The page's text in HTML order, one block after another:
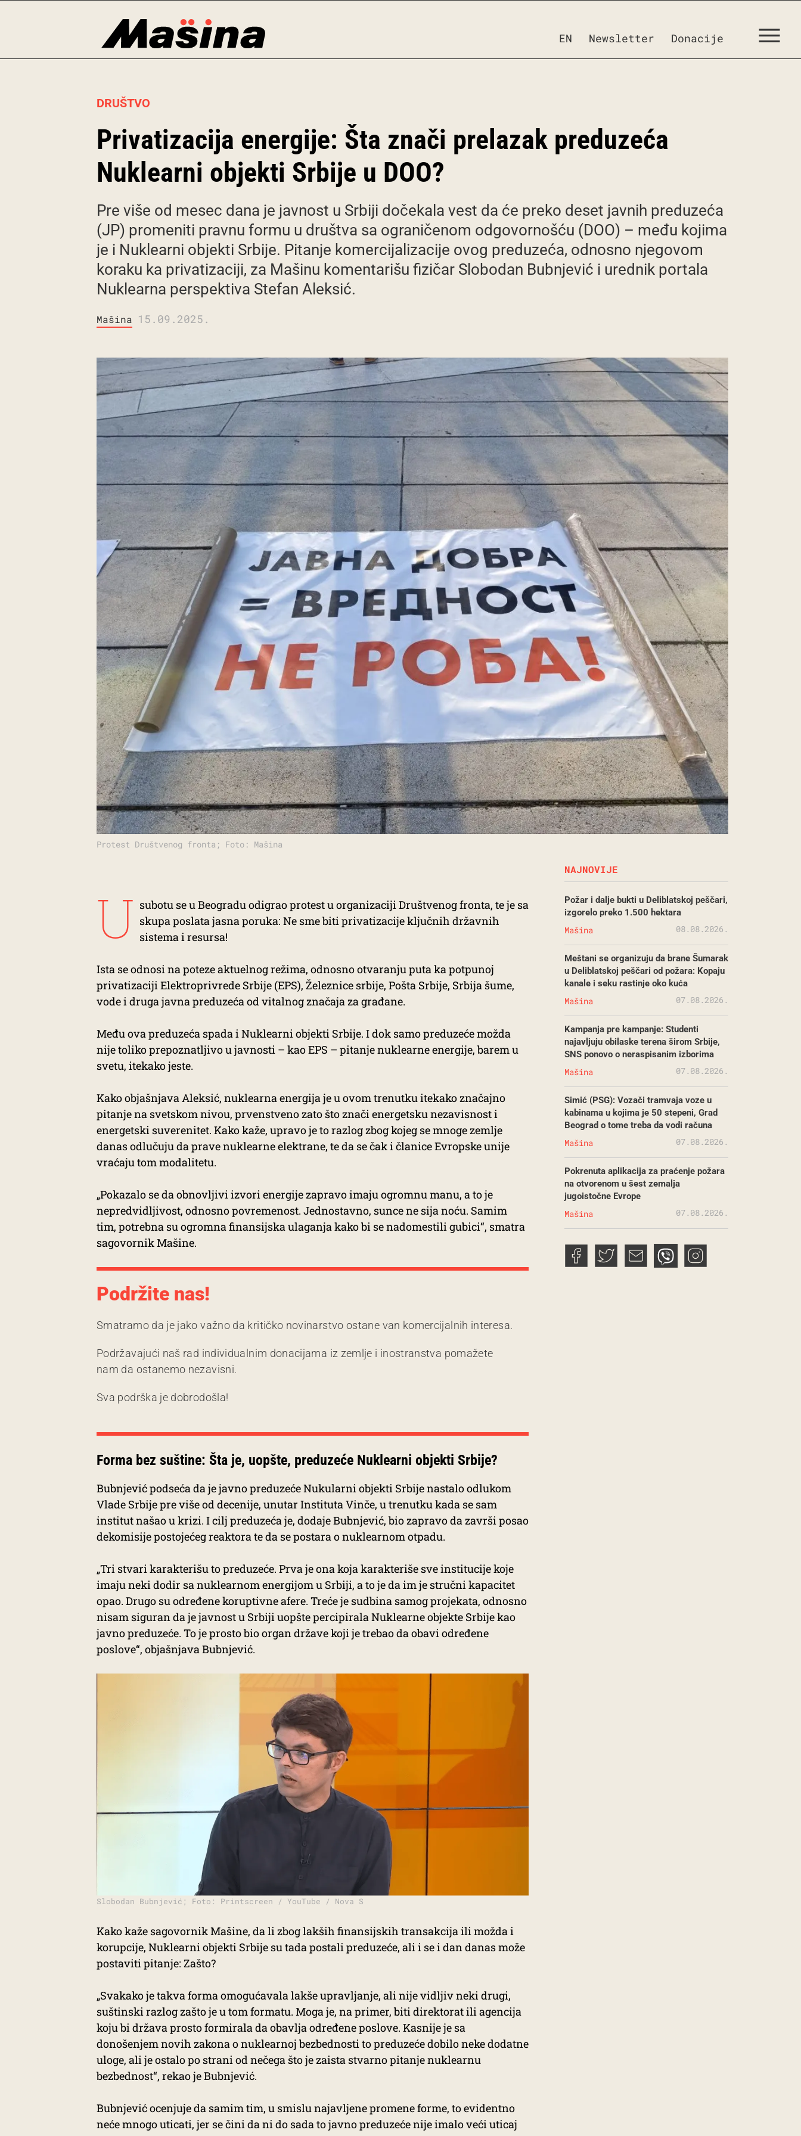
EN Newsletter Donacije
DRUŠTVO
Privatizacija energije: Šta znači prelazak preduzeća
Nuklearni objekti Srbije u DOO?
Pre više od mesec dana je javnost u Srbiji dočekala vest da će preko deset javnih preduzeća
(JP) promeniti pravnu formu u društva sa ograničenom odgovornošću (DOO) – među kojima
je i Nuklearni objekti Srbije. Pitanje komercijalizacije ovog preduzeća, odnosno njegovom
koraku ka privatizaciji, za Mašinu komentarišu fizičar Slobodan Bubnjević i urednik portala
Nuklearna perspektiva Stefan Aleksić.
Mašina 15.09.2025.
Protest Društvenog fronta; Foto: Mašina
U subotu se u Beogradu odigrao protest u organizaciji Društvenog fronta, te je sa
skupa poslata jasna poruka: Ne sme biti privatizacije ključnih državnih
sistema i resursa!
Ista se odnosi na poteze aktuelnog režima, odnosno otvaranju puta ka potpunoj
privatizaciji Elektroprivrede Srbije (EPS), Železnice srbije, Pošta Srbije, Srbija šume,
vode i druga javna preduzeća od vitalnog značaja za građane.
Među ova preduzeća spada i Nuklearni objekti Srbije. I dok samo preduzeće možda
nije toliko prepoznatljivo u javnosti – kao EPS – pitanje nuklearne energije, barem u
svetu, itekako jeste.
Kako objašnjava Aleksić, nuklearna energija je u ovom trenutku itekako značajno
pitanje na svetskom nivou, prvenstveno zato što znači energetsku nezavisnost i
energetski suverenitet. Kako kaže, upravo je to razlog zbog kojeg se mnoge zemlje
danas odlučuju da prave nuklearne elektrane, te da se čak i članice Evropske unije
vraćaju tom modalitetu.
„Pokazalo se da obnovljivi izvori energije zapravo imaju ogromnu manu, a to je
nepredvidljivost, odnosno povremenost. Jednostavno, sunce ne sija noću. Samim
tim, potrebna su ogromna finansijska ulaganja kako bi se nadomestili gubici“, smatra
sagovornik Mašine.
Podržite nas!
Smatramo da je jako važno da kritičko novinarstvo ostane van komercijalnih interesa.
Podržavajući naš rad individualnim donacijama iz zemlje i inostranstva pomažete
nam da ostanemo nezavisni.
Sva podrška je dobrodošla!
Forma bez suštine: Šta je, uopšte, preduzeće Nuklearni objekti Srbije?
Bubnjević podseća da je javno preduzeće Nukularni objekti Srbije nastalo odlukom
Vlade Srbije pre više od decenije, unutar Instituta Vinče, u trenutku kada se sam
institut našao u krizi. I cilj preduzeća je, dodaje Bubnjević, bio zapravo da završi posao
dekomisije postojećeg reaktora te da se postara o nuklearnom otpadu.
„Tri stvari karakterišu to preduzeće. Prva je ona koja karakteriše sve institucije koje
imaju neki dodir sa nuklearnom energijom u Srbiji, a to je da im je stručni kapacitet
opao. Drugo su određene koruptivne afere. Treće je sudbina samog projekata, odnosno
nisam siguran da je javnost u Srbiji uopšte percipirala Nuklearne objekte Srbije kao
javno preduzeće. To je prosto bio organ države koji je trebao da obavi određene
poslove“, objašnjava Bubnjević.
Slobodan Bubnjević; Foto: Printscreen / YouTube / Nova S
Kako kaže sagovornik Mašine, da li zbog lakših finansijskih transakcija ili možda i
korupcije, Nuklearni objekti Srbije su tada postali preduzeće, ali i se i dan danas može
postaviti pitanje: Zašto?
„Svakako je takva forma omogućavala lakše upravljanje, ali nije vidljiv neki drugi,
suštinski razlog zašto je u tom formatu. Moga je, na primer, biti direktorat ili agencija
koju bi država prosto formirala da obavlja određene poslove. Kasnije je sa
donošenjem novih zakona o nuklearnoj bezbednosti to preduzeće dobilo neke dodatne
uloge, ali je ostalo po strani od nečega što je zaista stvarno pitanje nuklearnu
bezbednost“, rekao je Bubnjević.
Bubnjević ocenjuje da samim tim, u smislu najavljene promene forme, to evidentno
neće mnogo uticati, jer se čini da ni do sada to javno preduzeće nije imalo veći uticaj
NAJNOVIJE
Požar i dalje bukti u Deliblatskoj peščari,
izgorelo preko 1.500 hektara
Mašina 08.08.2026.
Meštani se organizuju da brane Šumarak
u Deliblatskoj peščari od požara: Kopaju
kanale i seku rastinje oko kuća
Mašina 07.08.2026.
Kampanja pre kampanje: Studenti
najavljuju obilaske terena širom Srbije,
SNS ponovo o neraspisanim izborima
Mašina 07.08.2026.
Simić (PSG): Vozači tramvaja voze u
kabinama u kojima je 50 stepeni, Grad
Beograd o tome treba da vodi računa
Mašina 07.08.2026.
Pokrenuta aplikacija za praćenje požara
na otvorenom u šest zemalja
jugoistočne Evrope
Mašina 07.08.2026.